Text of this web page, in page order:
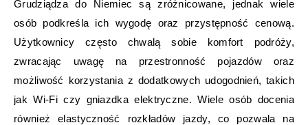
Grudziądza do Niemiec są zróżnicowane, jednak wiele
osób podkreśla ich wygodę oraz przystępność cenową.
Użytkownicy często chwalą sobie komfort podróży,
zwracając uwagę na przestronność pojazdów oraz
możliwość korzystania z dodatkowych udogodnień, takich
jak Wi-Fi czy gniazdka elektryczne. Wiele osób docenia
również elastyczność rozkładów jazdy, co pozwala na